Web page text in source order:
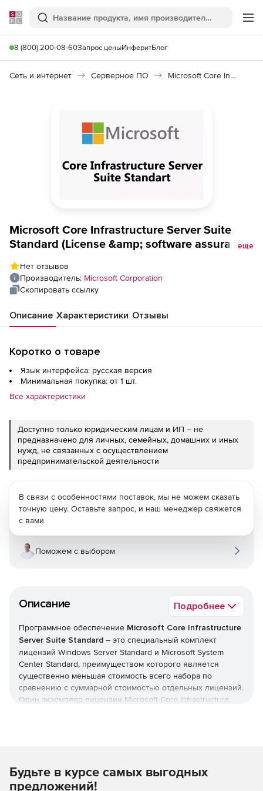
Softline
Поиск
8 (800) 200-08-60Запрос ценыИнферитБлог
Сеть и интернет Серверное ПО Microsoft Core Infrastructure Server Suite Standard
Microsoft Core Infrastructure Server Suite
Standard (License &amp; software assurance,
Qualified without Windows Server License
еще
Нет отзывов
Производитель: Microsoft Corporation
Скопировать ссылку
Описание Характеристики Отзывы
Коротко о товаре
Язык интерфейса: русская версия
Минимальная покупка: от 1 шт.
Все характеристики
Доступно только юридическим лицам и ИП – не
предназначено для личных, семейных, домашних и иных
нужд, не связанных с осуществлением
предпринимательской деятельности
Описание Подробнее
Программное обеспечение Microsoft Core Infrastructure
Server Suite Standard – это специальный комплект
лицензий Windows Server Standard и Microsoft System
Center Standard, преимуществом которого является
существенно меньшая стоимость всего набора по
сравнению с суммарной стоимостью отдельных лицензий.
Один экземпляр лицензии Microsoft Core Infrastructure
Standard:
В связи с особенностями поставок, мы не можем сказать
точную цену. Оставьте запрос, и наш менеджер свяжется
с вами
Поможем с выбором
Будьте в курсе самых выгодных
предложений!